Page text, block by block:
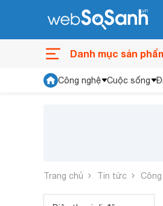
Danh mục sản
Công nghệ Cuộc sống
Trang chủ Tin tức